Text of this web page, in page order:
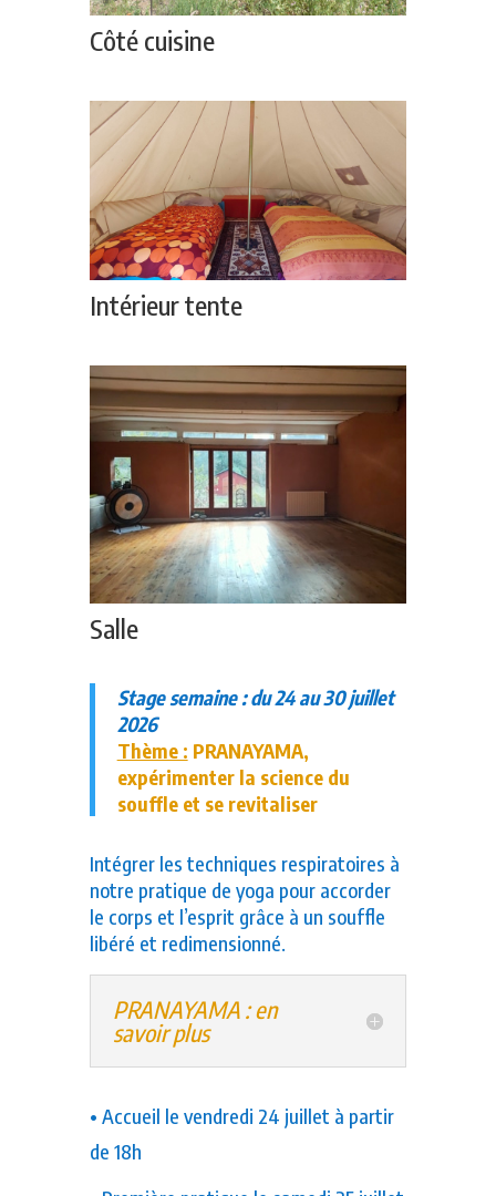
Côté cuisine
Intérieur tente
Salle
Stage semaine : du 24 au 30 juillet
2026
Thème : PRANAYAMA,
expérimenter la science du
souffle et se revitaliser
Intégrer les techniques respiratoires à
notre pratique de yoga pour accorder
le corps et l’esprit grâce à un souffle
libéré et redimensionné.
PRANAYAMA : en
savoir plus
• Accueil le vendredi 24 juillet à partir
de 18h